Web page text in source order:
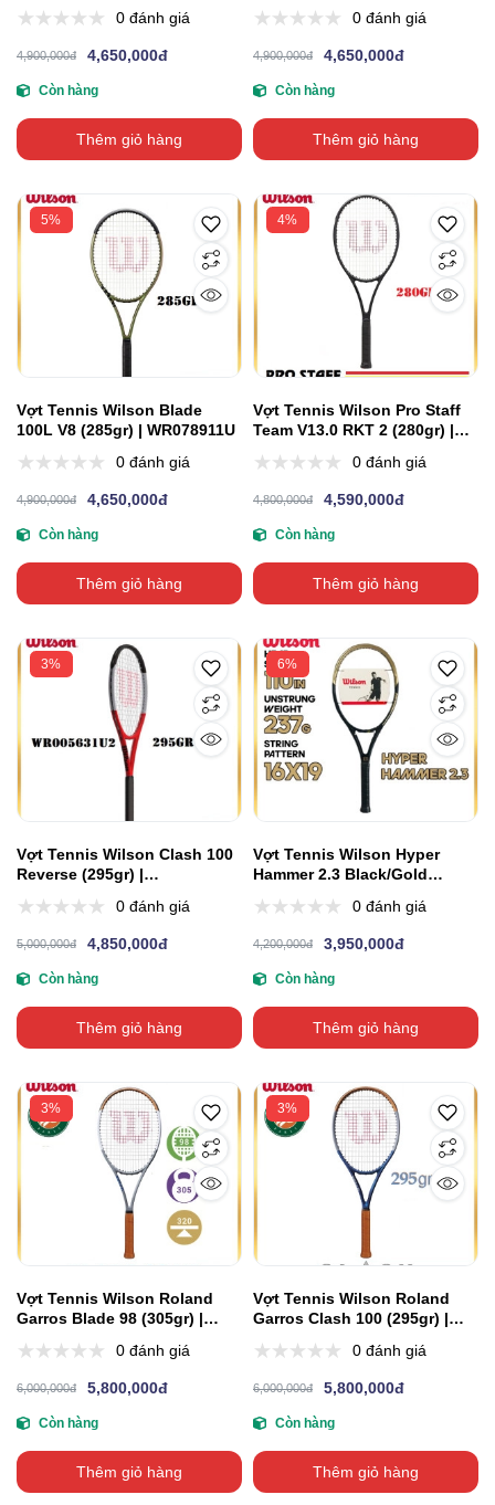
0 đánh giá
4,900,000đ 4,650,000đ
Còn hàng
Thêm giỏ hàng
0 đánh giá
4,900,000đ 4,650,000đ
Còn hàng
Thêm giỏ hàng
5%
Vợt Tennis Wilson Blade
100L V8 (285gr) | WR078911U
0 đánh giá
4,900,000đ 4,650,000đ
Còn hàng
Thêm giỏ hàng
4%
Vợt Tennis Wilson Pro Staff
Team V13.0 RKT 2 (280gr) |
0 đánh giá
4,800,000đ 4,590,000đ
Còn hàng
Thêm giỏ hàng
3%
Vợt Tennis Wilson Clash 100
Reverse (295gr) |
0 đánh giá
5,000,000đ 4,850,000đ
Còn hàng
Thêm giỏ hàng
6%
Vợt Tennis Wilson Hyper
Hammer 2.3 Black/Gold
0 đánh giá
4,200,000đ 3,950,000đ
Còn hàng
Thêm giỏ hàng
3%
Vợt Tennis Wilson Roland
Garros Blade 98 (305gr) |
0 đánh giá
6,000,000đ 5,800,000đ
Còn hàng
Thêm giỏ hàng
3%
Vợt Tennis Wilson Roland
Garros Clash 100 (295gr) |
0 đánh giá
6,000,000đ 5,800,000đ
Còn hàng
Thêm giỏ hàng